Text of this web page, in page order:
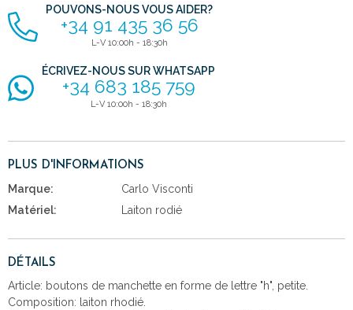
POUVONS-NOUS VOUS AIDER?
+34 91 435 36 56
L-V 10:00h - 18:30h
ÉCRIVEZ-NOUS SUR WHATSAPP
+34 683 185 759
L-V 10:00h - 18:30h
PLUS D'INFORMATIONS
Marque:
Carlo Visconti
Matériel:
Laiton rodié
DÉTAILS
Article: boutons de manchette en forme de lettre "h", petite.
Composition: laiton rhodié.